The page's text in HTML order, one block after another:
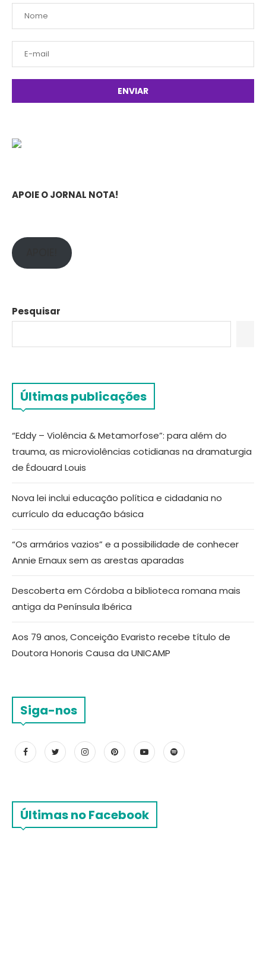
APOIE O JORNAL NOTA!
Pesquisar
Últimas publicações
“Eddy – Violência & Metamorfose”: para além do
trauma, as microviolências cotidianas na dramaturgia
de Édouard Louis
Nova lei inclui educação política e cidadania no
currículo da educação básica
“Os armários vazios” e a possibilidade de conhecer
Annie Ernaux sem as arestas aparadas
Descoberta em Córdoba a biblioteca romana mais
antiga da Península Ibérica
Aos 79 anos, Conceição Evaristo recebe título de
Doutora Honoris Causa da UNICAMP
Siga-nos
Últimas no Facebook